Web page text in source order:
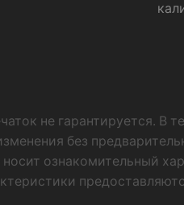
не гарантируется. В
без
ознакомительный